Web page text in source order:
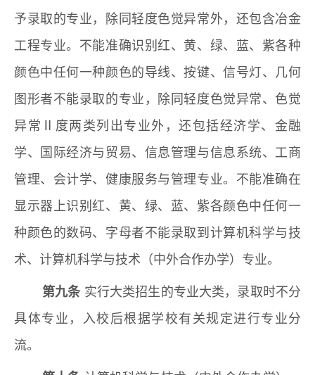
予录取的专业，除同轻度色觉异常外，还包含冶金
工程专业。不能准确识别红、黄、绿、蓝、紫各种
颜色中任何一种颜色的导线、按键、信号灯、几何
图形者不能录取的专业，除同轻度色觉异常、色觉
异常Ⅱ度两类列出专业外，还包括经济学、金融
学、国际经济与贸易、信息管理与信息系统、工商
管理、会计学、健康服务与管理专业。不能准确在
显示器上识别红、黄、绿、蓝、紫各颜色中任何一
种颜色的数码、字母者不能录取到计算机科学与技
术、计算机科学与技术（中外合作办学）专业。
第九条 实行大类招生的专业大类，录取时不分
具体专业，入校后根据学校有关规定进行专业分
流。